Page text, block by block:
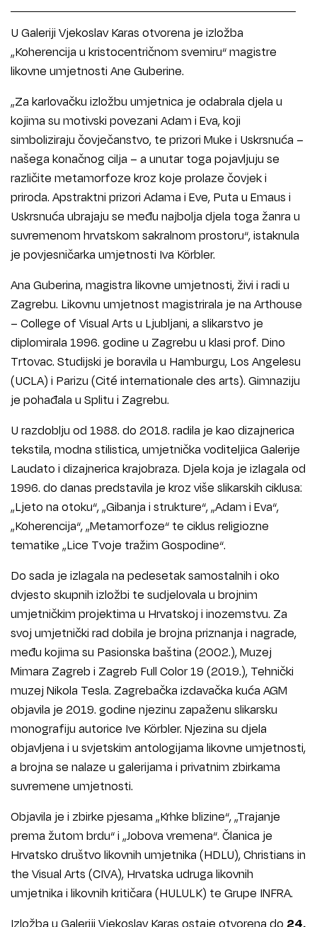
U Galeriji Vjekoslav Karas otvorena je izložba
„Koherencija u kristocentričnom svemiru“ magistre
likovne umjetnosti Ane Guberine.
„Za karlovačku izložbu umjetnica je odabrala djela u
kojima su motivski povezani Adam i Eva, koji
simboliziraju čovječanstvo, te prizori Muke i Uskrsnuća –
našega konačnog cilja – a unutar toga pojavljuju se
različite metamorfoze kroz koje prolaze čovjek i
priroda. Apstraktni prizori Adama i Eve, Puta u Emaus i
Uskrsnuća ubrajaju se među najbolja djela toga žanra u
suvremenom hrvatskom sakralnom prostoru“, istaknula
je povjesničarka umjetnosti Iva Körbler.
Ana Guberina, magistra likovne umjetnosti, živi i radi u
Zagrebu. Likovnu umjetnost magistrirala je na Arthouse
– College of Visual Arts u Ljubljani, a slikarstvo je
diplomirala 1996. godine u Zagrebu u klasi prof. Dino
Trtovac. Studijski je boravila u Hamburgu, Los Angelesu
(UCLA) i Parizu (Cité internationale des arts). Gimnaziju
je pohađala u Splitu i Zagrebu.
U razdoblju od 1988. do 2018. radila je kao dizajnerica
tekstila, modna stilistica, umjetnička voditeljica Galerije
Laudato i dizajnerica krajobraza. Djela koja je izlagala od
1996. do danas predstavila je kroz više slikarskih ciklusa:
„Ljeto na otoku“, „Gibanja i strukture“, „Adam i Eva“,
„Koherencija“, „Metamorfoze“ te ciklus religiozne
tematike „Lice Tvoje tražim Gospodine“.
Do sada je izlagala na pedesetak samostalnih i oko
dvjesto skupnih izložbi te sudjelovala u brojnim
umjetničkim projektima u Hrvatskoj i inozemstvu. Za
svoj umjetnički rad dobila je brojna priznanja i nagrade,
među kojima su Pasionska baština (2002.), Muzej
Mimara Zagreb i Zagreb Full Color 19 (2019.), Tehnički
muzej Nikola Tesla. Zagrebačka izdavačka kuća AGM
objavila je 2019. godine njezinu zapaženu slikarsku
monografiju autorice Ive Körbler. Njezina su djela
objavljena i u svjetskim antologijama likovne umjetnosti,
a brojna se nalaze u galerijama i privatnim zbirkama
suvremene umjetnosti.
Objavila je i zbirke pjesama „Krhke blizine“, „Trajanje
prema žutom brdu“ i „Jobova vremena“. Članica je
Hrvatsko društvo likovnih umjetnika (HDLU), Christians in
the Visual Arts (CIVA), Hrvatska udruga likovnih
umjetnika i likovnih kritičara (HULULK) te Grupe INFRA.
Izložba u Galeriji Vjekoslav Karas ostaje otvorena do 24.